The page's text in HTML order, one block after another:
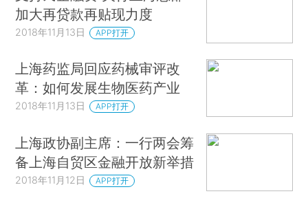
加大再贷款再贴现力度
2018年11月13日 APP打开
上海药监局回应药械审评改
革：如何发展生物医药产业
2018年11月13日 APP打开
上海政协副主席：一行两会筹
备上海自贸区金融开放新举措
2018年11月12日 APP打开